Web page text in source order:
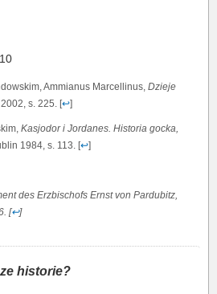
Ammianus Marcellinus, Dzieje
2002, s. 225. [↩]
Kasjodor i Jordanes. Historia gocka,
1984, s. 113. [↩]
des Erzbischofs Ernst von Pardubitz
[↩]
historie?